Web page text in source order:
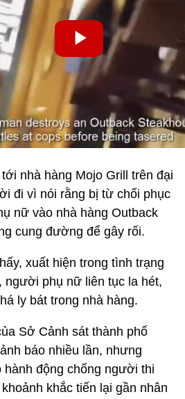
nhà hàng Mojo Grill trên đại
đi vì nói rằng bị từ chối phục
nữ vào nhà hàng Outback
cung đường để gây rối.
xuất hiện trong tình trạng
người phụ nữ liên tục la hét,
ly bát trong nhà hàng.
Sở Cảnh sát thành phố
báo nhiều lần, nhưng
động chống người thi
khắc tiến lại gần nhân